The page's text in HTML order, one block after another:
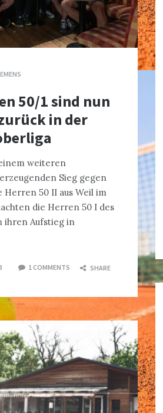
50/1 sind nun
in der
weiteren
Sieg gegen
Herren 50 II aus Weil im
die Herren 50 I des
ihren Aufstieg in
1 COMMENTS SHARE